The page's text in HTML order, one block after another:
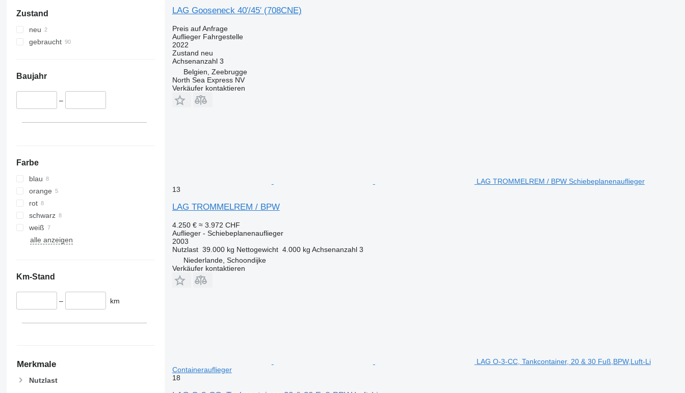
Zustand
neu
gebraucht
Baujahr
–
Farbe
blau
orange
rot
schwarz
weiß
alle anzeigen
Km-Stand
– km
Merkmale
Nutzlast
LAG Gooseneck 40′/45′ (708CNE)
Preis auf Anfrage
Auflieger Fahrgestelle
2022
Zustand neu
Achsenanzahl 3
Belgien, Zeebrugge
North Sea Express NV
Verkäufer kontaktieren
LAG TROMMELREM / BPW Schiebeplanenauflieger
13
LAG TROMMELREM / BPW
4.250 € ≈ 3.972 CHF
Auflieger - Schiebeplanenauflieger
2003
Nutzlast 39.000 kg Nettogewicht 4.000 kg Achsenanzahl 3
Niederlande, Schoondijke
Verkäufer kontaktieren
LAG O-3-CC, Tankcontainer, 20 & 30 Fuß,BPW,Luft-Li
Containerauflieger
18